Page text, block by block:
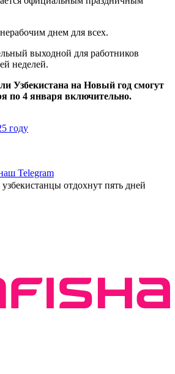
днем для всех.
выходной для работников
неделей.
Узбекистана на Новый год смогут
по 4 января включительно.
году
Telegram
отдохнут пять дней